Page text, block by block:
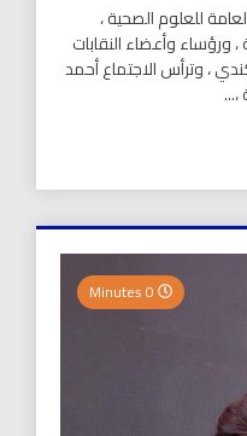
للعلوم الصحية ،
ورؤساء وأعضاء النقابات
، وترأس الاجتماع أحمد